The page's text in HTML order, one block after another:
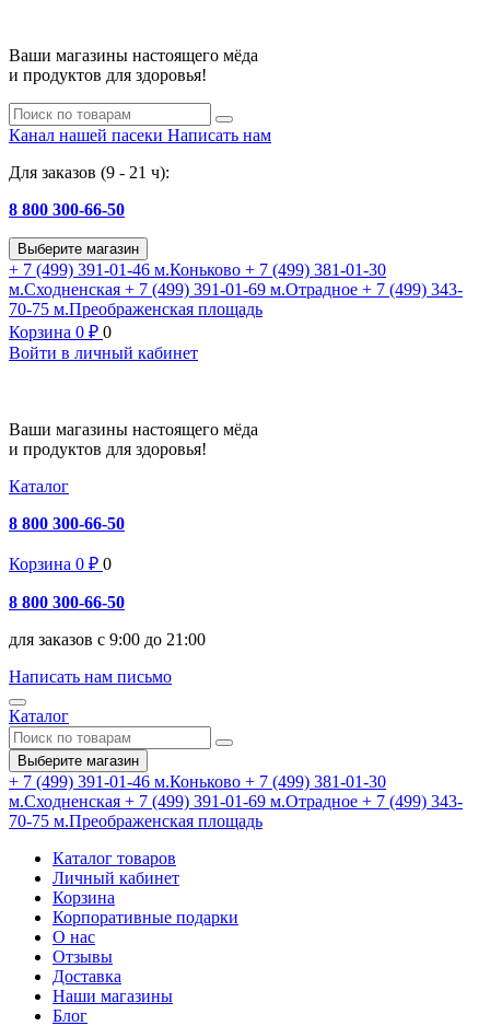
Ваши магазины настоящего мёда
и продуктов для здоровья!
Канал нашей пасеки Написать нам
Для заказов (9 - 21 ч):
8 800 300-66-50
Выберите магазин
+ 7 (499) 391-01-46 м.Коньково + 7 (499) 381-01-30
м.Сходненская + 7 (499) 391-01-69 м.Отрадное + 7 (499) 343-
70-75 м.Преображенская площадь
Корзина 0 ₽ 0
Войти в личный кабинет
Ваши магазины настоящего мёда
и продуктов для здоровья!
Каталог
8 800 300-66-50
Корзина 0 ₽ 0
8 800 300-66-50
для заказов с 9:00 до 21:00
Написать нам письмо
Каталог
Выберите магазин
+ 7 (499) 391-01-46 м.Коньково + 7 (499) 381-01-30
м.Сходненская + 7 (499) 391-01-69 м.Отрадное + 7 (499) 343-
70-75 м.Преображенская площадь
Каталог товаров
Личный кабинет
Корзина
Корпоративные подарки
О нас
Отзывы
Доставка
Наши магазины
Блог